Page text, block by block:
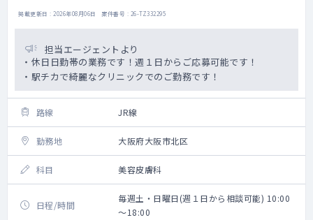
掲載更新日 : 2026年08月06日 案件番号 : 26-TZ332295
担当エージェントより
・休日日勤帯の業務です！週１日からご応募可能です！
・駅チカで綺麗なクリニックでのご勤務です！
路線 JR線
勤務地 大阪府大阪市北区
科目 美容皮膚科
日程/時間
毎週土・日曜日(週１日から相談可能) 10:00
～18:00